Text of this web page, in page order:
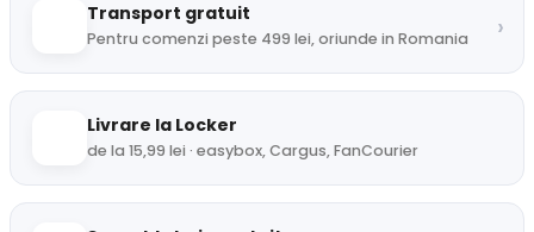
Transport gratuit
Pentru comenzi peste 499 lei, oriunde in Romania ›
Livrare la Locker
de la 15,99 lei · easybox, Cargus, FanCourier